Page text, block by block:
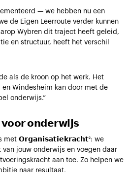
— we hebben nu een
de Eigen Leerroute verder kunnen
Wybren dit traject heeft geleid,
en structuur, heeft het verschil
als de kroon op het werk. Het
Windesheim kan door met de
onderwijs.”
𝗼𝗻𝗱𝗲𝗿𝘄𝗶𝗷𝘀
met 𝗢𝗿𝗴𝗮𝗻𝗶𝘀𝗮𝘁𝗶𝗲𝗸𝗿𝗮𝗰𝗵𝘁²: we
jouw onderwijs en voegen daar
aan toe. Zo helpen we
naar resultaat.